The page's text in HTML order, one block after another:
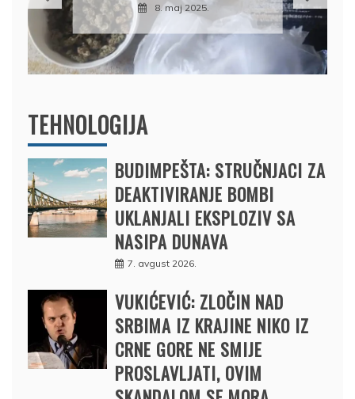
8. maj 2025.
TEHNOLOGIJA
BUDIMPEŠTA: STRUČNJACI ZA
DEAKTIVIRANJE BOMBI
UKLANJALI EKSPLOZIV SA
NASIPA DUNAVA
7. avgust 2026.
VUKIĆEVIĆ: ZLOČIN NAD
SRBIMA IZ KRAJINE NIKO IZ
CRNE GORE NE SMIJE
PROSLAVLJATI, OVIM